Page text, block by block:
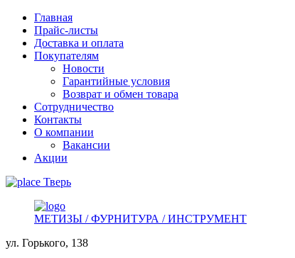
Главная
Прайс-листы
Доставка и оплата
Покупателям
Новости
Гарантийные условия
Возврат и обмен товара
Сотрудничество
Контакты
О компании
Вакансии
Акции
Тверь
МЕТИЗЫ / ФУРНИТУРА / ИНСТРУМЕНТ
ул. Горького, 138